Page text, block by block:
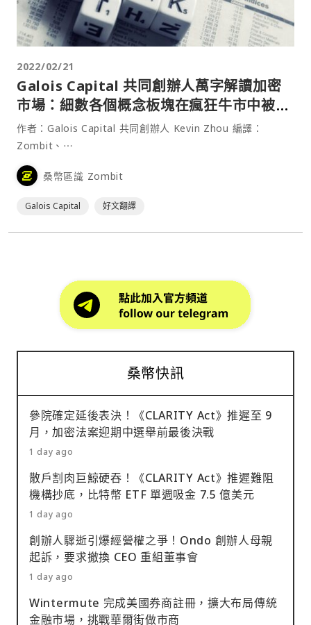
2022/02/21
Galois Capital 共同創辦人萬字解讀加密
市場：細數各個概念板塊在瘋狂牛市中被無
視的問題
作者：Galois Capital 共同創辦人 Kevin Zhou 編譯：
Zombit、⋯
桑幣區識 Zombit
Galois Capital 好文翻譯
桑幣快訊
參院確定延後表決！《CLARITY Act》推遲至 9
月，加密法案迎期中選舉前最後決戰
1 day ago
散戶割肉巨鯨硬吞！《CLARITY Act》推遲難阻
機構抄底，比特幣 ETF 單週吸金 7.5 億美元
1 day ago
創辦人驟逝引爆經營權之爭！Ondo 創辦人母親
起訴，要求撤換 CEO 重組董事會
1 day ago
Wintermute 完成美國券商註冊，擴大布局傳統
金融市場，挑戰華爾街做市商